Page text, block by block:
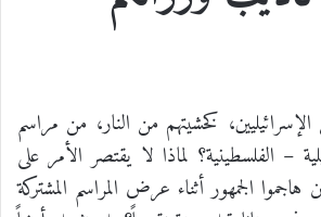
كخشيتهم من النار، من مراسم
– الفلسطينية؟ لماذا لا يقتصر الأمر على
هاجموا الجمهور أثناء عرض المراسم المشتركة